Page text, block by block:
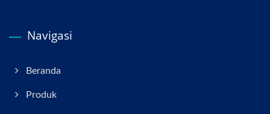
Navigasi
Beranda
Produk